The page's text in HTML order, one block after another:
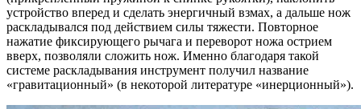
устройство вперед и сделать энергичный взмах, а дальше нож
раскладывался под действием силы тяжести. Повторное
нажатие фиксирующего рычага и переворот ножа острием
вверх, позволяли сложить нож. Именно благодаря такой
системе раскладывания инструмент получил название
«гравитационный» (в некоторой литературе «инерционный»).